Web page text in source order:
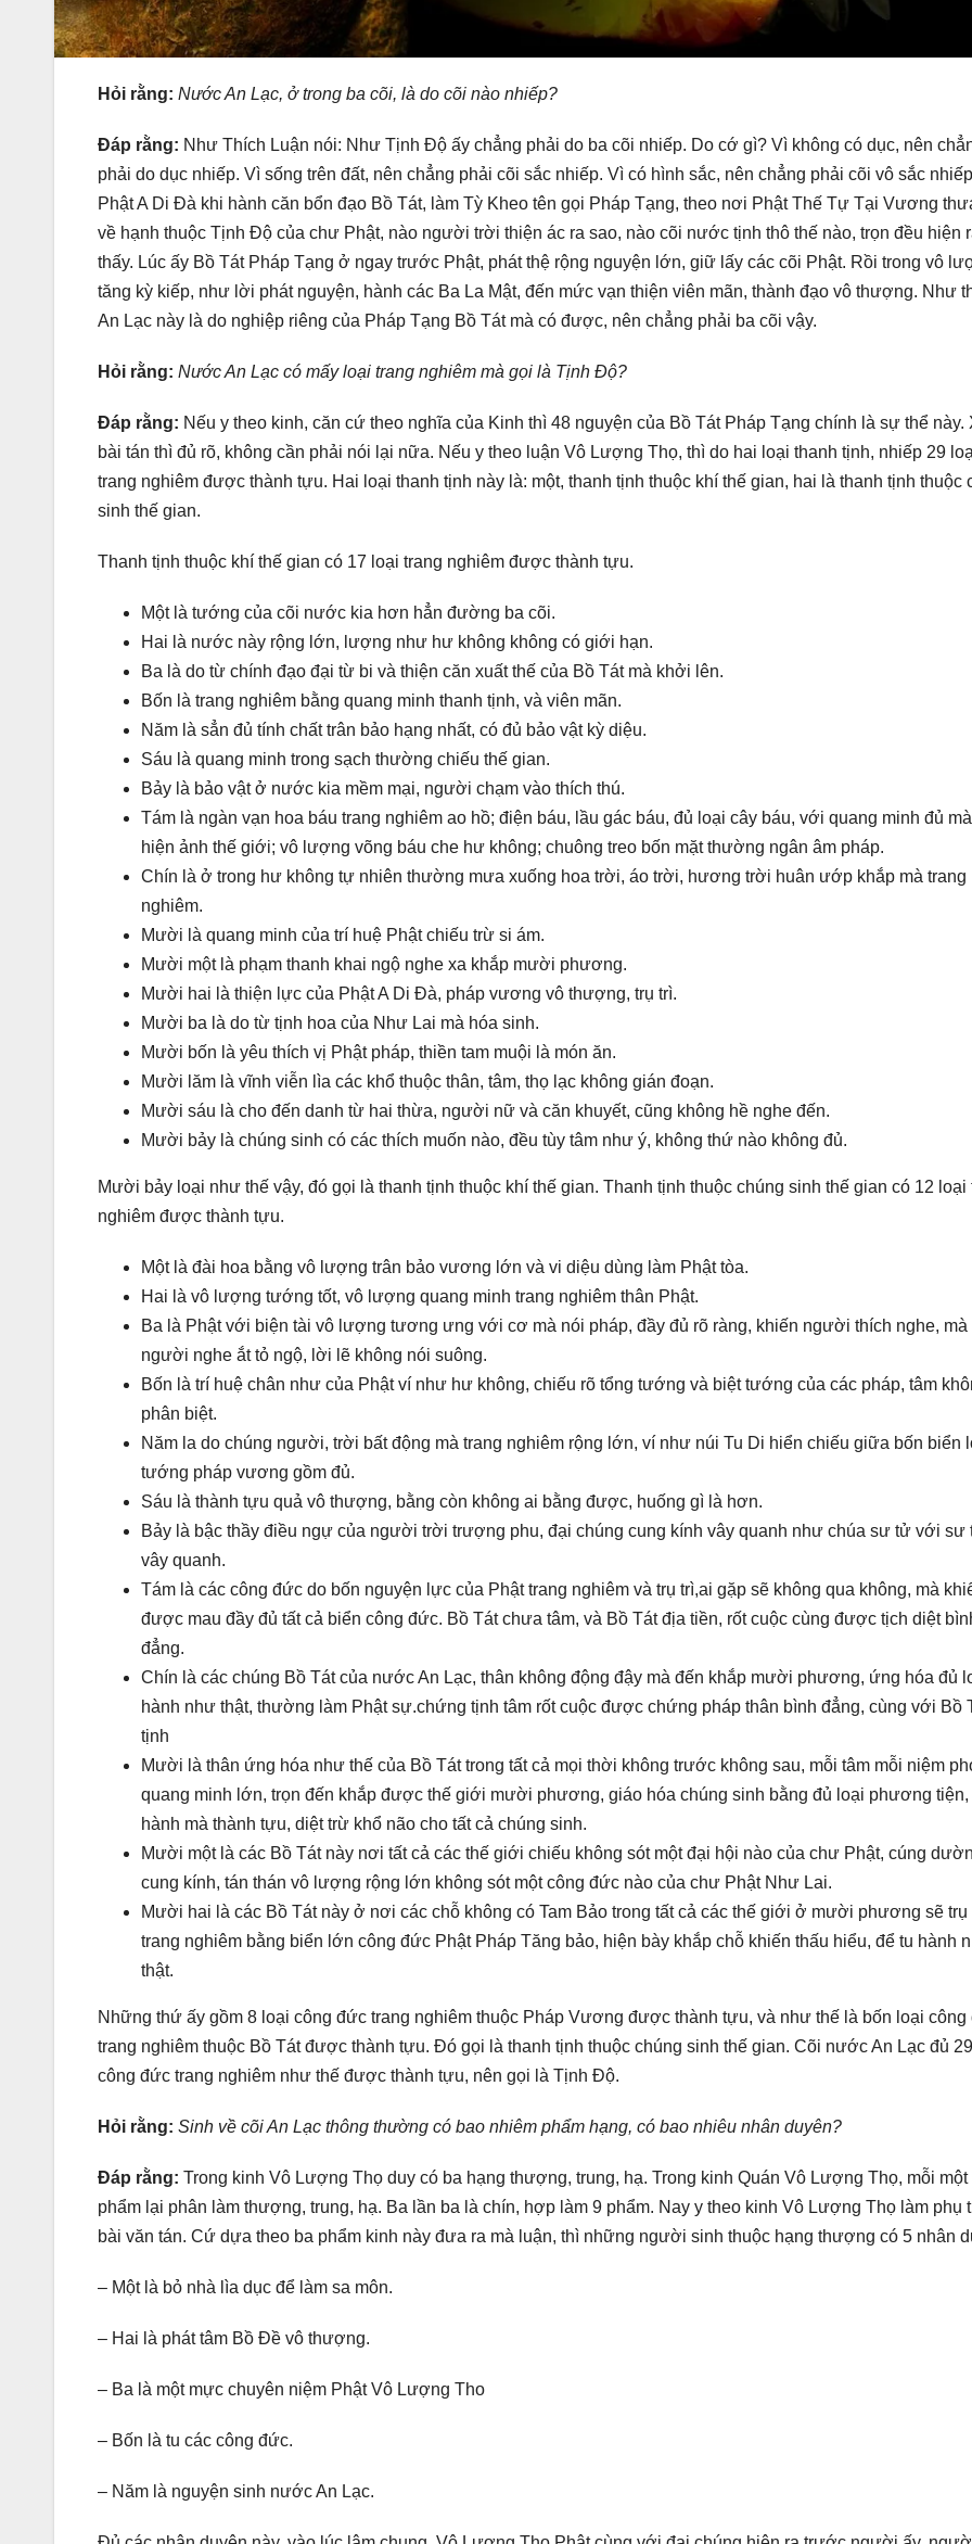
Hỏi rằng: Nước An Lạc, ở trong ba cõi, là do cõi nào nhiếp?
Đáp rằng: Như Thích Luận nói: Như Tịnh Độ ấy chẳng phải do ba cõi nhiếp. Do cớ gì? Vì không có dục, nên
phải do dục nhiếp. Vì sống trên đất, nên chẳng phải cõi sắc nhiếp. Vì có hình sắc, nên chẳng phải cõi vô sắc
Phật A Di Đà khi hành căn bổn đạo Bồ Tát, làm Tỳ Kheo tên gọi Pháp Tạng, theo nơi Phật Thế Tự Tại Vương
về hạnh thuộc Tịnh Độ của chư Phật, nào người trời thiện ác ra sao, nào cõi nước tịnh thô thế nào, trọn đều hiện
thấy. Lúc ấy Bồ Tát Pháp Tạng ở ngay trước Phật, phát thệ rộng nguyện lớn, giữ lấy các cõi Phật. Rồi trong vô
tăng kỳ kiếp, như lời phát nguyện, hành các Ba La Mật, đến mức vạn thiện viên mãn, thành đạo vô thượng. Như
An Lạc này là do nghiệp riêng của Pháp Tạng Bồ Tát mà có được, nên chẳng phải ba cõi vậy.
Hỏi rằng: Nước An Lạc có mấy loại trang nghiêm mà gọi là Tịnh Độ?
Đáp rằng: Nếu y theo kinh, căn cứ theo nghĩa của Kinh thì 48 nguyện của Bồ Tát Pháp Tạng chính là sự thể này.
bài tán thì đủ rõ, không cần phải nói lại nữa. Nếu y theo luận Vô Lượng Thọ, thì do hai loại thanh tịnh, nhiếp 29
trang nghiêm được thành tựu. Hai loại thanh tịnh này là: một, thanh tịnh thuộc khí thế gian, hai là thanh tịnh thuộc
sinh thế gian.
Thanh tịnh thuộc khí thế gian có 17 loại trang nghiêm được thành tựu.
Một là tướng của cõi nước kia hơn hẳn đường ba cõi.
Hai là nước này rộng lớn, lượng như hư không không có giới hạn.
Ba là do từ chính đạo đại từ bi và thiện căn xuất thế của Bồ Tát mà khởi lên.
Bốn là trang nghiêm bằng quang minh thanh tịnh, và viên mãn.
Năm là sẳn đủ tính chất trân bảo hạng nhất, có đủ bảo vật kỳ diệu.
Sáu là quang minh trong sạch thường chiếu thế gian.
Bảy là bảo vật ở nước kia mềm mại, người chạm vào thích thú.
Tám là ngàn vạn hoa báu trang nghiêm ao hồ; điện báu, lầu gác báu, đủ loại cây báu, với quang minh đủ
hiện ảnh thế giới; vô lượng võng báu che hư không; chuông treo bốn mặt thường ngân âm pháp.
Chín là ở trong hư không tự nhiên thường mưa xuống hoa trời, áo trời, hương trời huân ướp khắp mà trang
nghiêm.
Mười là quang minh của trí huệ Phật chiếu trừ si ám.
Mười một là phạm thanh khai ngộ nghe xa khắp mười phương.
Mười hai là thiện lực của Phật A Di Đà, pháp vương vô thượng, trụ trì.
Mười ba là do từ tịnh hoa của Như Lai mà hóa sinh.
Mười bốn là yêu thích vị Phật pháp, thiền tam muội là món ăn.
Mười lăm là vĩnh viễn lìa các khổ thuộc thân, tâm, thọ lạc không gián đoạn.
Mười sáu là cho đến danh từ hai thừa, người nữ và căn khuyết, cũng không hề nghe đến.
Mười bảy là chúng sinh có các thích muốn nào, đều tùy tâm như ý, không thứ nào không đủ.
Mười bảy loại như thế vậy, đó gọi là thanh tịnh thuộc khí thế gian. Thanh tịnh thuộc chúng sinh thế gian có 12 loại
nghiêm được thành tựu.
Một là đài hoa bằng vô lượng trân bảo vương lớn và vi diệu dùng làm Phật tòa.
Hai là vô lượng tướng tốt, vô lượng quang minh trang nghiêm thân Phật.
Ba là Phật với biện tài vô lượng tương ưng với cơ mà nói pháp, đầy đủ rõ ràng, khiến người thích nghe, mà
người nghe ắt tỏ ngộ, lời lẽ không nói suông.
Bốn là trí huệ chân như của Phật ví như hư không, chiếu rõ tổng tướng và biệt tướng của các pháp, tâm
phân biệt.
Năm la do chúng người, trời bất động mà trang nghiêm rộng lớn, ví như núi Tu Di hiển chiếu giữa bốn biển
tướng pháp vương gồm đủ.
Sáu là thành tựu quả vô thượng, bằng còn không ai bằng được, huống gì là hơn.
Bảy là bậc thầy điều ngự của người trời trượng phu, đại chúng cung kính vây quanh như chúa sư tử với sư
vây quanh.
Tám là các công đức do bốn nguyện lực của Phật trang nghiêm và trụ trì,ai gặp sẽ không qua không, mà
được mau đầy đủ tất cả biển công đức. Bồ Tát chưa tâm, và Bồ Tát địa tiền, rốt cuộc cùng được tịch diệt
đẳng.
Chín là các chúng Bồ Tát của nước An Lạc, thân không động đậy mà đến khắp mười phương, ứng hóa đủ
hành như thật, thường làm Phật sự.chứng tịnh tâm rốt cuộc được chứng pháp thân bình đẳng, cùng với Bồ
tịnh
Mười là thân ứng hóa như thế của Bồ Tát trong tất cả mọi thời không trước không sau, mỗi tâm mỗi niệm
quang minh lớn, trọn đến khắp được thế giới mười phương, giáo hóa chúng sinh bằng đủ loại phương tiện,
hành mà thành tựu, diệt trừ khổ não cho tất cả chúng sinh.
Mười một là các Bồ Tát này nơi tất cả các thế giới chiếu không sót một đại hội nào của chư Phật, cúng
cung kính, tán thán vô lượng rộng lớn không sót một công đức nào của chư Phật Như Lai.
Mười hai là các Bồ Tát này ở nơi các chỗ không có Tam Bảo trong tất cả các thế giới ở mười phương sẽ trụ
trang nghiêm bằng biển lớn công đức Phật Pháp Tăng bảo, hiện bày khắp chỗ khiến thấu hiểu, để tu hành
thật.
Những thứ ấy gồm 8 loại công đức trang nghiêm thuộc Pháp Vương được thành tựu, và như thế là bốn loại công
trang nghiêm thuộc Bồ Tát được thành tựu. Đó gọi là thanh tịnh thuộc chúng sinh thế gian. Cõi nước An Lạc đủ
công đức trang nghiêm như thế được thành tựu, nên gọi là Tịnh Độ.
Hỏi rằng: Sinh về cõi An Lạc thông thường có bao nhiêm phẩm hạng, có bao nhiêu nhân duyên?
Đáp rằng: Trong kinh Vô Lượng Thọ duy có ba hạng thượng, trung, hạ. Trong kinh Quán Vô Lượng Thọ, mỗi một
phẩm lại phân làm thượng, trung, hạ. Ba lần ba là chín, hợp làm 9 phẩm. Nay y theo kinh Vô Lượng Thọ làm phụ
bài văn tán. Cứ dựa theo ba phẩm kinh này đưa ra mà luận, thì những người sinh thuộc hạng thượng có 5 nhân
– Một là bỏ nhà lìa dục để làm sa môn.
– Hai là phát tâm Bồ Đề vô thượng.
– Ba là một mực chuyên niệm Phật Vô Lượng Tho
– Bốn là tu các công đức.
– Năm là nguyện sinh nước An Lạc.